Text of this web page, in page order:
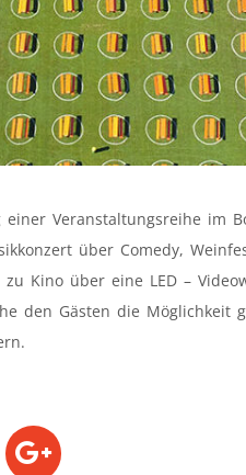
Veranstaltungsreihe im
über Comedy,
Kino über eine LED –
den Gästen die Möglichkeit